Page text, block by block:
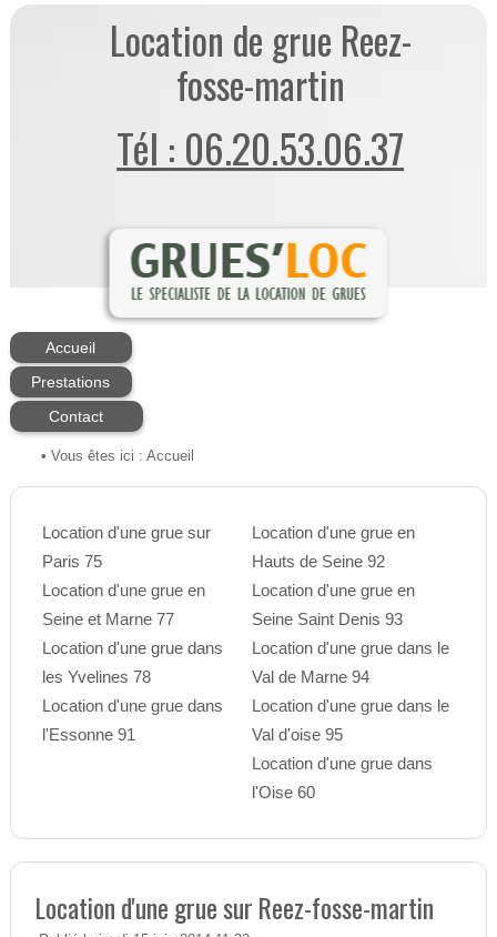
Location de grue Reez-
fosse-martin
Tél : 06.20.53.06.37
Accueil
Prestations
Contact
• Vous êtes ici : Accueil
Location d'une grue sur
Paris 75
Location d'une grue en
Seine et Marne 77
Location d'une grue dans
les Yvelines 78
Location d'une grue dans
l'Essonne 91
Location d'une grue en
Hauts de Seine 92
Location d'une grue en
Seine Saint Denis 93
Location d'une grue dans le
Val de Marne 94
Location d'une grue dans le
Val d'oise 95
Location d'une grue dans
l'Oise 60
Location d'une grue sur Reez-fosse-martin